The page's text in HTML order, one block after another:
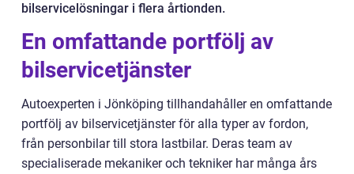
bilservicelösningar i flera årtionden.
En omfattande portfölj av
bilservicetjänster
Autoexperten i Jönköping tillhandahåller en omfattande
portfölj av bilservicetjänster för alla typer av fordon,
från personbilar till stora lastbilar. Deras team av
specialiserade mekaniker och tekniker har många års